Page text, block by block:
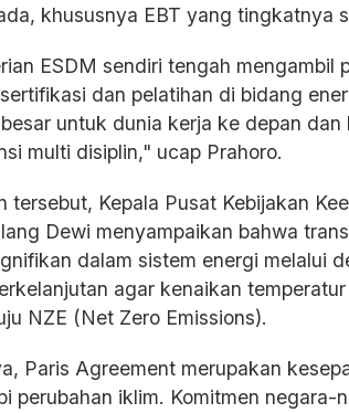
khususnya EBT yang tingkatnya
ESDM sendiri tengah mengambil
dan pelatihan di bidang
untuk dunia kerja ke depan
multi disiplin," ucap Prahoro.
tersebut, Kepala Pusat Kebijakan
Dewi menyampaikan bahwa
dalam sistem energi melalui
agar kenaikan
NZE (Net Zero Emissions).
Paris Agreement merupakan
perubahan iklim. Komitmen